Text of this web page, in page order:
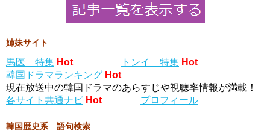
姉妹サイト
馬医 特集 Hot トンイ 特集 Hot
韓国ドラマランキング Hot
現在放送中の韓国ドラマのあらすじや視聴率情報が満載！
各サイト共通ナビ Hot プロフィール
韓国歴史系 語句検索